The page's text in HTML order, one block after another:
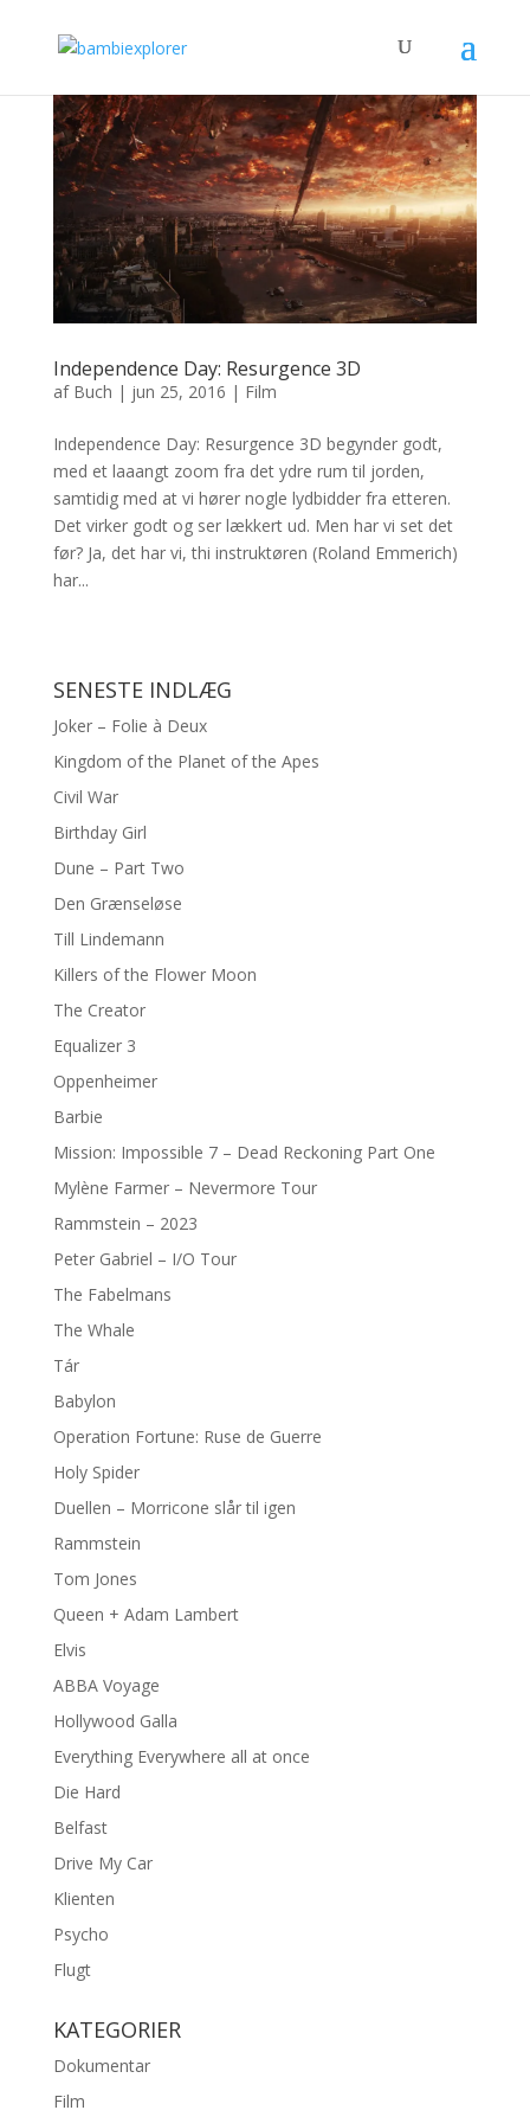
Independence Day: Resurgence 3D
af Buch | jun 25, 2016 | Film
Independence Day: Resurgence 3D begynder godt,
med et laaangt zoom fra det ydre rum til jorden,
samtidig med at vi hører nogle lydbidder fra etteren.
Det virker godt og ser lækkert ud. Men har vi set det
før? Ja, det har vi, thi instruktøren (Roland Emmerich)
har...
SENESTE INDLÆG
Joker – Folie à Deux
Kingdom of the Planet of the Apes
Civil War
Birthday Girl
Dune – Part Two
Den Grænseløse
Till Lindemann
Killers of the Flower Moon
The Creator
Equalizer 3
Oppenheimer
Barbie
Mission: Impossible 7 – Dead Reckoning Part One
Mylène Farmer – Nevermore Tour
Rammstein – 2023
Peter Gabriel – I/O Tour
The Fabelmans
The Whale
Tár
Babylon
Operation Fortune: Ruse de Guerre
Holy Spider
Duellen – Morricone slår til igen
Rammstein
Tom Jones
Queen + Adam Lambert
Elvis
ABBA Voyage
Hollywood Galla
Everything Everywhere all at once
Die Hard
Belfast
Drive My Car
Klienten
Psycho
Flugt
KATEGORIER
Dokumentar
Film